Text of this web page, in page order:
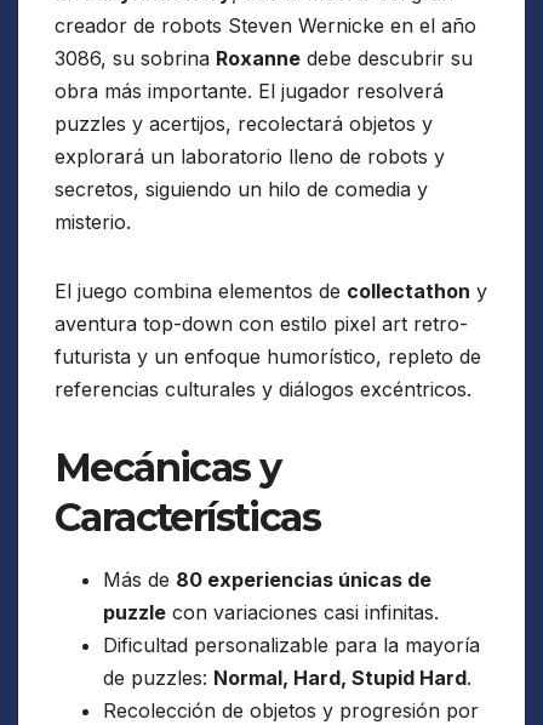
creador de robots Steven Wernicke en el año
3086, su sobrina Roxanne debe descubrir su
obra más importante. El jugador resolverá
puzzles y acertijos, recolectará objetos y
explorará un laboratorio lleno de robots y
secretos, siguiendo un hilo de comedia y
misterio.
El juego combina elementos de collectathon y
aventura top-down con estilo pixel art retro-
futurista y un enfoque humorístico, repleto de
referencias culturales y diálogos excéntricos.
Mecánicas y
Características
Más de 80 experiencias únicas de
puzzle con variaciones casi infinitas.
Dificultad personalizable para la mayoría
de puzzles: Normal, Hard, Stupid Hard.
Recolección de objetos y progresión por